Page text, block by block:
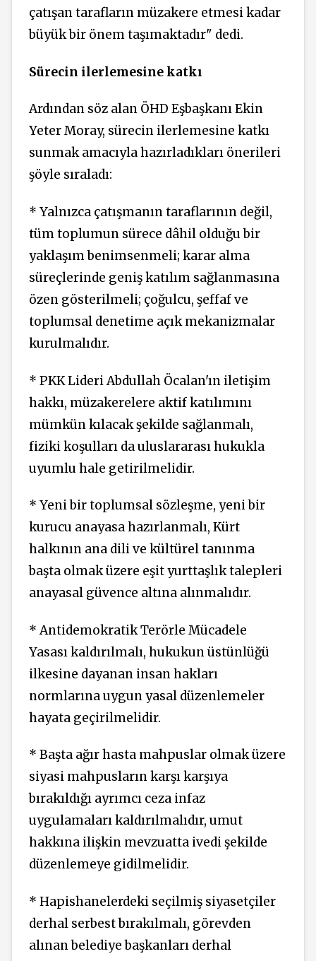
çatışan tarafların müzakere etmesi kadar
büyük bir önem taşımaktadır" dedi.
Sürecin ilerlemesine katkı
Ardından söz alan ÖHD Eşbaşkanı Ekin
Yeter Moray, sürecin ilerlemesine katkı
sunmak amacıyla hazırladıkları önerileri
şöyle sıraladı:
* Yalnızca çatışmanın taraflarının değil,
tüm toplumun sürece dâhil olduğu bir
yaklaşım benimsenmeli; karar alma
süreçlerinde geniş katılım sağlanmasına
özen gösterilmeli; çoğulcu, şeffaf ve
toplumsal denetime açık mekanizmalar
kurulmalıdır.
* PKK Lideri Abdullah Öcalan'ın iletişim
hakkı, müzakerelere aktif katılımını
mümkün kılacak şekilde sağlanmalı,
fiziki koşulları da uluslararası hukukla
uyumlu hale getirilmelidir.
* Yeni bir toplumsal sözleşme, yeni bir
kurucu anayasa hazırlanmalı, Kürt
halkının ana dili ve kültürel tanınma
başta olmak üzere eşit yurttaşlık talepleri
anayasal güvence altına alınmalıdır.
* Antidemokratik Terörle Mücadele
Yasası kaldırılmalı, hukukun üstünlüğü
ilkesine dayanan insan hakları
normlarına uygun yasal düzenlemeler
hayata geçirilmelidir.
* Başta ağır hasta mahpuslar olmak üzere
siyasi mahpusların karşı karşıya
bırakıldığı ayrımcı ceza infaz
uygulamaları kaldırılmalıdır, umut
hakkına ilişkin mevzuatta ivedi şekilde
düzenlemeye gidilmelidir.
* Hapishanelerdeki seçilmiş siyasetçiler
derhal serbest bırakılmalı, görevden
alınan belediye başkanları derhal